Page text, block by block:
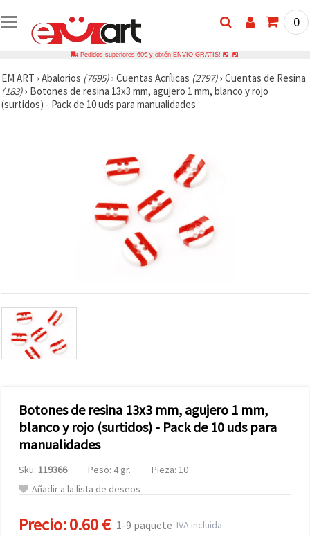
0
Pedidos superiores 60€ y obtén ENVÍO GRATIS!
EM ART › Abalorios (7695)› Cuentas Acrílicas (2797)› Cuentas de Resina
(183)› Botones de resina 13x3 mm, agujero 1 mm, blanco y rojo
(surtidos) - Pack de 10 uds para manualidades
Botones de resina 13x3 mm, agujero 1 mm,
blanco y rojo (surtidos) - Pack de 10 uds para
manualidades
Sku: 119366 Peso: 4 gr.
Pieza: 10
Añadir a la lista de deseos
Precio:0.60 € 1-9 paquete IVA incluida